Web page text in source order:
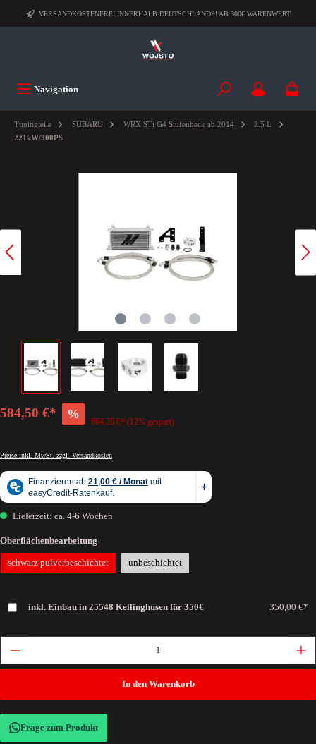
VERSANDKOSTENFREI INNERHALB DEUTSCHLANDS! AB 300€ WARENWERT
Navigation
Tuningteile SUBARU WRX STi G4 Stufenheck ab 2014
2.5 L
221kW/300PS
584,50 €* %
664,20 €* (12% gespart)
Preise inkl. MwSt. zzgl. Versandkosten
Lieferzeit: ca. 4-6 Wochen
Oberflächenbearbeitung
schwarz pulverbeschichtet unbeschichtet
inkl. Einbau in 25548 Kellinghusen für 350€ 350,00 €*
In den Warenkorb
Frage zum Produkt